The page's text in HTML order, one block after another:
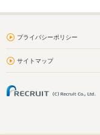
プライバシーポリシー
サイトマップ